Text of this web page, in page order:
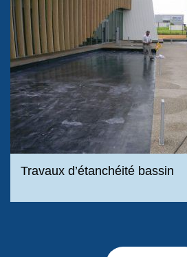
Travaux d’étanchéité bassin